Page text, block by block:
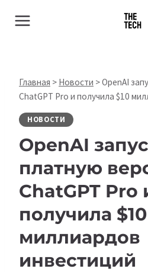
Главная > Новости >OpenAI
ChatGPT Pro и получила $10
НОВОСТИ
OpenAI
платную
ChatGPT Pro
получила $10
миллиардов
инвестиций